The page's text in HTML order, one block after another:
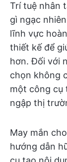
Trí tuệ nhân
gì ngạc
lĩnh vực
thiết kế để
hơn. Đối với
chọn không
một công cụ
ngập thị
May mắn
hướng dẫn